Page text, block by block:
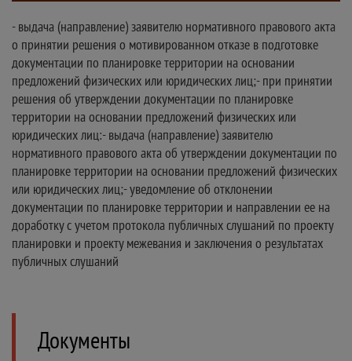
- выдача (направление) заявителю нормативного правового акта
о принятии решения о мотивированном отказе в подготовке
документации по планировке территории на основании
предложений физических или юридических лиц;- при принятии
решения об утверждении документации по планировке
территории на основании предложений физических или
юридических лиц:- выдача (направление) заявителю
нормативного правового акта об утверждении документации по
планировке территории на основании предложений физических
или юридических лиц;- уведомление об отклонении
документации по планировке территории и направлении ее на
доработку с учетом протокола публичных слушаний по проекту
планировки и проекту межевания и заключения о результатах
публичных слушаний
Документы